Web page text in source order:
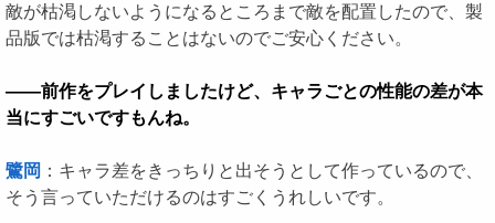
敵が枯渇しないようになるところまで敵を配置したので、製
品版では枯渇することはないのでご安心ください。
――前作をプレイしましたけど、キャラごとの性能の差が本
当にすごいですもんね。
鷺岡 ：キャラ差をきっちりと出そうとして作っているので、
そう言っていただけるのはすごくうれしいです。